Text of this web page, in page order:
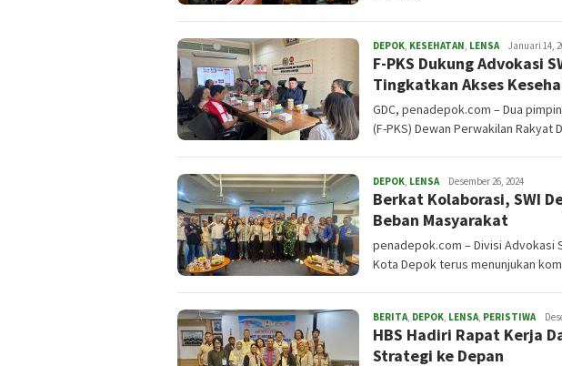
DEPOK, KESEHATAN, LENSAadmin
Januari 14,
F-PKS Dukung Advokasi
Tingkatkan Akses
GDC, penadepok.com – Dua
(F-PKS) Dewan Perwakilan Rakyat
DEPOK, LENSAadmin
Desember 26, 2024
Berkat Kolaborasi, SWI
Beban Masyarakat
penadepok.com – Divisi Advokasi
Kota Depok terus menunjukan
BERITA, DEPOK, LENSA, PERISTIWAadmin
HBS Hadiri Rapat Kerja
Strategi ke Depan